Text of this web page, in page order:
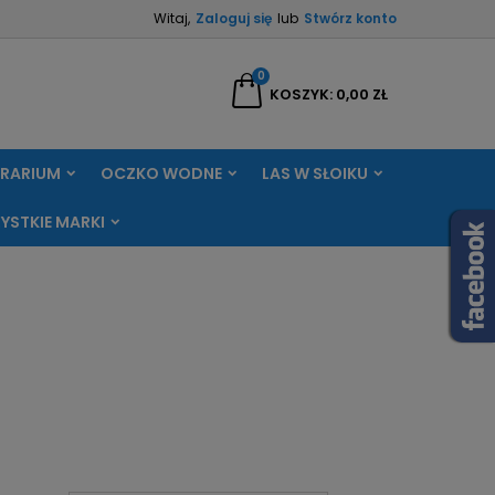
Witaj, Zaloguj się lub Stwórz konto
KOSZYK
0
0,00 ZŁ
OCZKO WODNE LAS W SŁOIKU
MARKI